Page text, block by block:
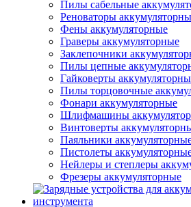
Пилы сабельные
Реноваторы
Фены аккумуляторные
Граверы аккумуляторные
Заклепочники
Пилы цепные
Гайковерты
Пилы торцовочные
Фонари аккумуляторные
Шлифмашины
Винтоверты
Паяльники
Пистолеты
Нейлеры и степлеры
Фрезеры аккумуляторные